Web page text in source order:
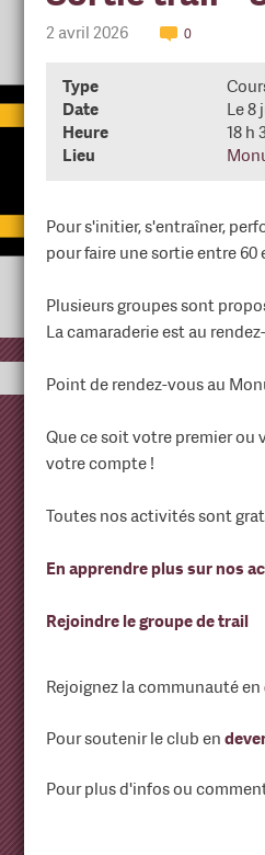
2 avril 2026 0
Type
Date
Le 8
Heure
18 h
Lieu
Pour s'initier, s'entraîner,
pour faire une sortie entre 60
Plusieurs groupes sont
La camaraderie est au
Point de rendez-vous au
Que ce soit votre premier ou
votre compte !
Toutes nos activités sont
En apprendre plus sur nos
Rejoindre le groupe de trail
Rejoignez la communauté en
Pour soutenir le club en
Pour plus d'infos ou